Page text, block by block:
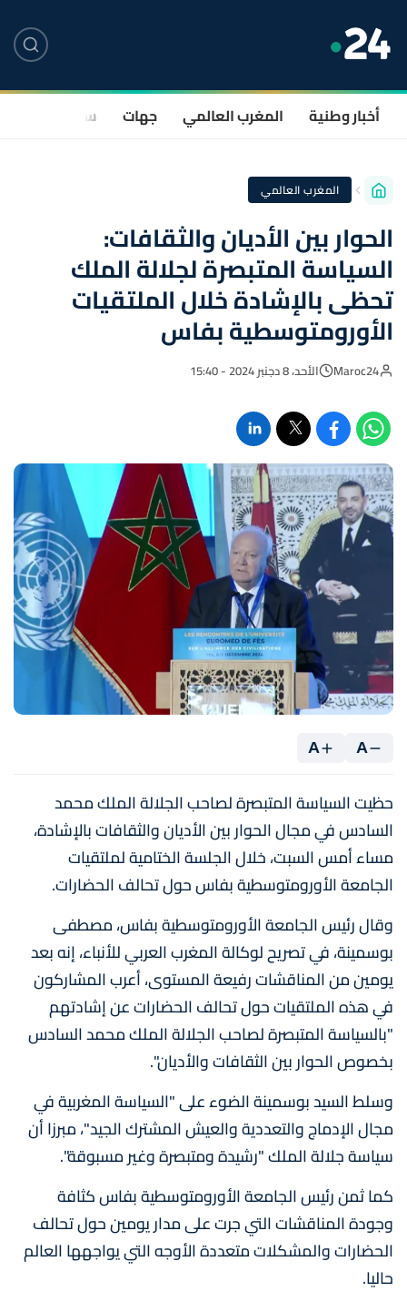
أخبار وطنية المغرب العالمي جهات سياسة
المغرب العالمي
الحوار بين الأديان والثقافات:
السياسة المتبصرة لجلالة الملك
تحظى بالإشادة خلال الملتقيات
الأورومتوسطية بفاس
Maroc24 الأحد، 8 دجنبر 2024 - 15:40
A
A
حظيت السياسة المتبصرة لصاحب الجلالة الملك محمد
السادس في مجال الحوار بين الأديان والثقافات بالإشادة،
مساء أمس السبت، خلال الجلسة الختامية لملتقيات
الجامعة الأورومتوسطية بفاس حول تحالف الحضارات.
وقال رئيس الجامعة الأورومتوسطية بفاس، مصطفى
بوسمينة، في تصريح لوكالة المغرب العربي للأنباء، إنه بعد
يومين من المناقشات رفيعة المستوى، أعرب المشاركون
في هذه الملتقيات حول تحالف الحضارات عن إشادتهم
"بالسياسة المتبصرة لصاحب الجلالة الملك محمد السادس
بخصوص الحوار بين الثقافات والأديان".
وسلط السيد بوسمينة الضوء على "السياسة المغربية في
مجال الإدماج والتعددية والعيش المشترك الجيد"، مبرزا أن
سياسة جلالة الملك "رشيدة ومتبصرة وغير مسبوقة".
كما ثمن رئيس الجامعة الأورومتوسطية بفاس كثافة
وجودة المناقشات التي جرت على مدار يومين حول تحالف
الحضارات والمشكلات متعددة الأوجه التي يواجهها العالم
حاليا.